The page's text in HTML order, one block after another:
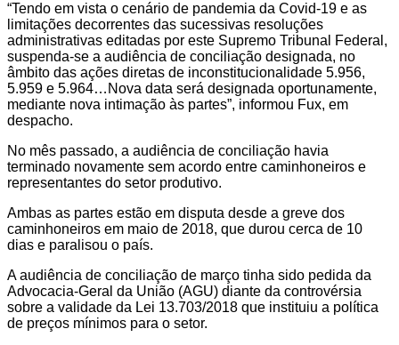
“Tendo em vista o cenário de pandemia da Covid-19 e as
limitações decorrentes das sucessivas resoluções
administrativas editadas por este Supremo Tribunal Federal,
suspenda-se a audiência de conciliação designada, no
âmbito das ações diretas de inconstitucionalidade 5.956,
5.959 e 5.964…Nova data será designada oportunamente,
mediante nova intimação às partes”, informou Fux, em
despacho.
No mês passado, a audiência de conciliação havia
terminado novamente sem acordo entre caminhoneiros e
representantes do setor produtivo.
Ambas as partes estão em disputa desde a greve dos
caminhoneiros em maio de 2018, que durou cerca de 10
dias e paralisou o país.
A audiência de conciliação de março tinha sido pedida da
Advocacia-Geral da União (AGU) diante da controvérsia
sobre a validade da Lei 13.703/2018 que instituiu a política
de preços mínimos para o setor.